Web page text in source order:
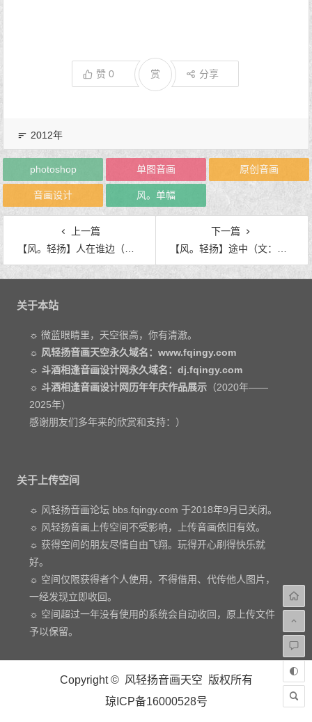
2012年
赞 0 分享
赏
photoshop 单图音画 原创音画
音画设计 风。单幅
上一篇
【风。轻扬】人在谁边（文：雪轻旋）
下一篇
【风。轻扬】途中（文：沉舟畔）
关于本站
☼ 微蓝眼睛里，天空很高，你有清澈。
☼ 风轻扬音画天空永久域名：www.fqingy.com
☼ 斗酒相逢音画设计网永久域名：dj.fqingy.com
☼ 斗酒相逢音画设计网历年年庆作品展示 （2020年——
2025年）
感谢朋友们多年来的欣赏和支持：）
关于上传空间
☼ 风轻扬音画论坛 bbs.fqingy.com 于2018年9月已关闭。
☼ 风轻扬音画上传空间不受影响，上传音画依旧有效。
☼ 获得空间的朋友尽情自由飞翔。玩得开心刷得快乐就
好。
☼ 空间仅限获得者个人使用，不得借用、代传他人图片，
一经发现立即收回。
☼ 空间超过一年没有使用的系统会自动收回，原上传文件
予以保留。
Copyright © 风轻扬音画天空 版权所有
琼ICP备16000528号